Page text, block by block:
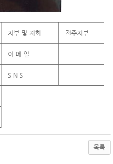
지부 및 지회 전주지부
이 메 일
S N S
목록